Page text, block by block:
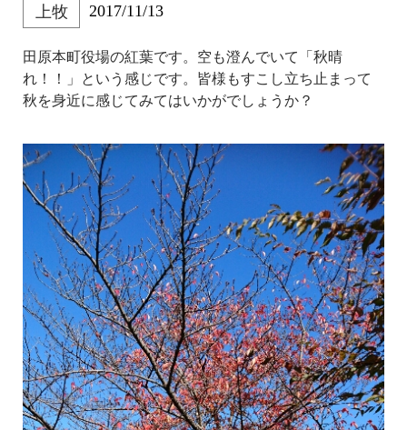
上牧 2017/11/13
田原本町役場の紅葉です。空も澄んでいて「秋晴
れ！！」という感じです。皆様もすこし立ち止まって
秋を身近に感じてみてはいかがでしょうか？